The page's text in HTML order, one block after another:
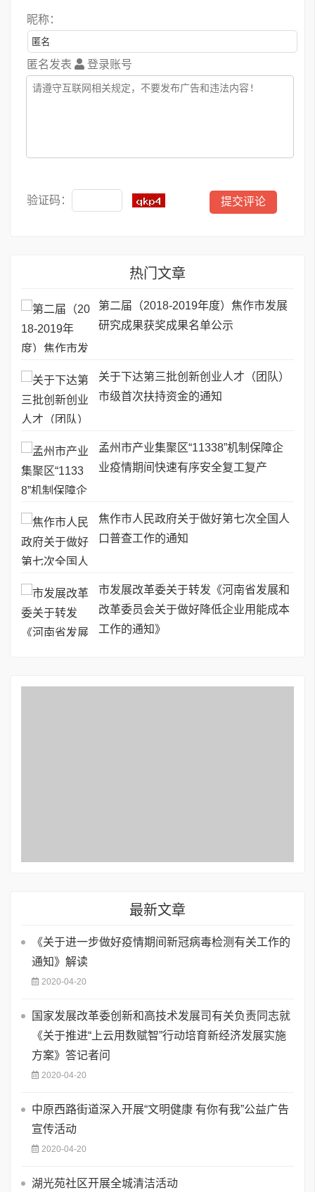
昵称：
匿名发表 登录账号
验证码：
热门文章
第二届（2018-2019年度）焦作市发展
研究成果获奖成果名单公示
关于下达第三批创新创业人才（团队）
市级首次扶持资金的通知
孟州市产业集聚区“11338”机制保障企
业疫情期间快速有序安全复工复产
焦作市人民政府关于做好第七次全国人
口普查工作的通知
市发展改革委关于转发《河南省发展和
改革委员会关于做好降低企业用能成本
工作的通知》
最新文章
《关于进一步做好疫情期间新冠病毒检测有关工作的
通知》解读
2020-04-20
国家发展改革委创新和高技术发展司有关负责同志就
《关于推进“上云用数赋智”行动培育新经济发展实施
方案》答记者问
2020-04-20
中原西路街道深入开展“文明健康 有你有我”公益广告
宣传活动
2020-04-20
湖光苑社区开展全城清洁活动